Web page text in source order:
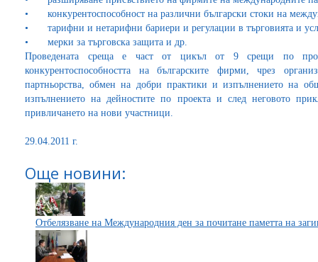
•
конкурентоспособност на различни български стоки на
•
тарифни и нетарифни бариери и регулации в търговията и
•
мерки за търговска защита и др.
Проведената среща е част от цикъл от 9 срещи по
конкурентоспособността на българските фирми, чрез
партньорства, обмен на добри практики и изпълнението на
изпълнението на дейностите по проекта и след неговото
привличането на нови участници.
29.04.2011 г.
Още новини:
Отбелязване на Международния ден за почитане паметта на